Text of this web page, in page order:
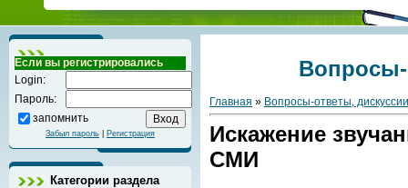
Если вы регистрировались
Login:
Пароль:
запомнить
Забыл пароль Регистрация
Категории раздела
Вопросы-
Главная » Вопросы-ответы, дискуссии
Искажение
СМИ